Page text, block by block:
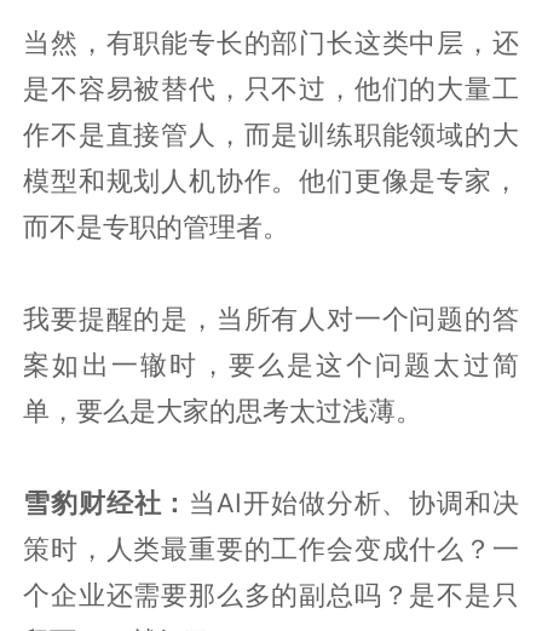
当然，有职能专长的部门长这类中层，还
是不容易被替代，只不过，他们的大量工
作不是直接管人，而是训练职能领域的大
模型和规划人机协作。他们更像是专家，
而不是专职的管理者。
我要提醒的是，当所有人对一个问题的答
案如出一辙时，要么是这个问题太过简
单，要么是大家的思考太过浅薄。
雪豹财经社： 当AI开始做分析、协调和决
策时，人类最重要的工作会变成什么？一
个企业还需要那么多的副总吗？是不是只